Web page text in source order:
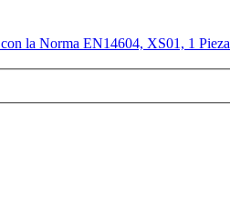
la Norma EN14604, XS01, 1 Pieza